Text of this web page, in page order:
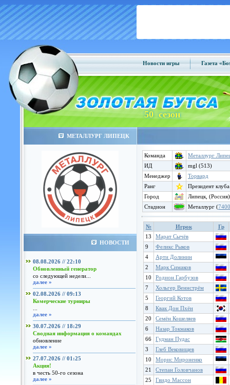
Новости игры Газета
50 сезон
МЕТАЛЛУРГ ЛИПЕЦК
НОВОСТИ
08.08.2026 // 22:10
Обновленный генератор
со следующей недели...
далее »
02.08.2026 // 09:13
Комерческие турниры
далее »
30.07.2026 // 18:29
Сводная информация о командах
обновление
далее »
27.07.2026 // 01:25
Акция!
в честь 50-го сезона
далее »
Команда
Металлург
ИД
mgl (513)
Менеджер
Торвард
Ранг
Президент клуба
Город
Липецк, (Россия)
Стадион
Металлург (
№ Игрок
Гр
13
Марат Сычёв
9
Феликс Рыков
4
Арти Долинин
2
Марк Симаков
10
Родион Гарбузов
7
Хольгер Веннстрём
5
Георгий Котов
8
Квак Дон Пхён
20
Семён Кошеляев
6
Назар Токмаков
66
Гудман Пудас
3
Глеб Вековищев
10
Морис Мироненко
21
Степан Головчанов
25
Гвидо Массон